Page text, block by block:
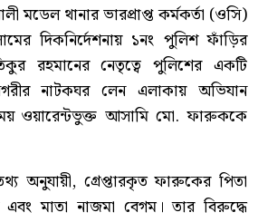
মডেল থানার ভারপ্রাপ্ত কর্মকর্তা (ওসি)
দিকনির্দেশনায় ১নং পুলিশ ফাঁড়ির
রহমানের নেতৃত্বে পুলিশের একটি
নাটকঘর লেন এলাকায় অভিযান
ওয়ারেন্টভুক্ত আসামি মো. ফারুককে
অনুযায়ী, গ্রেপ্তারকৃত ফারুকের পিতা
মাতা নাজমা বেগম। তার বিরুদ্ধে